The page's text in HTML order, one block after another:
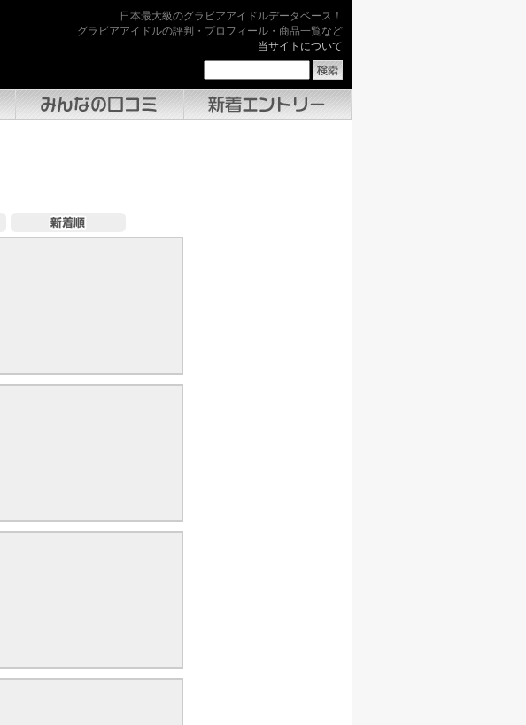
日本最大級のグラビアアイドルデータベース！
グラビアアイドルの評判・プロフィール・商品一覧など
当サイトについて